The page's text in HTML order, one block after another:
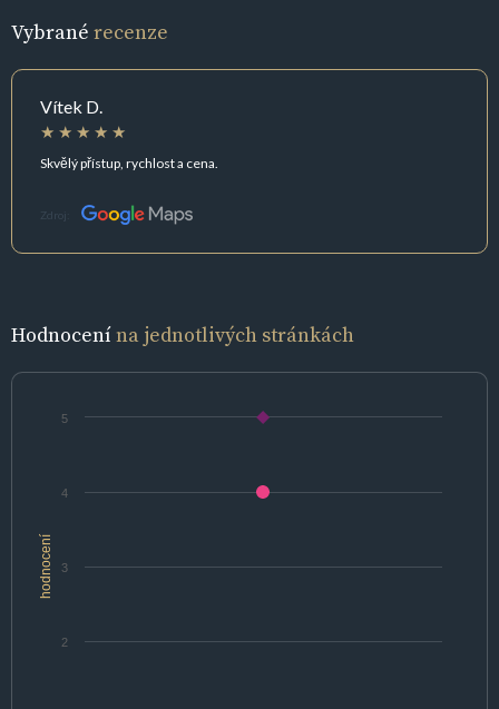
Vybrané recenze
Vítek D.
Skvělý přístup, rychlost a cena.
Zdroj:
Hodnocenína jednotlivých stránkách
hodnocení
2
3
4
5